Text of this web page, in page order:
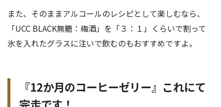
また、そのままアルコールのレシピとして楽しむなら、
「UCC BLACK無糖：梅酒」を「３：１」くらいで割って
氷を入れたグラスに注いで飲むのもおすすめですよ。
『12か月のコーヒーゼリー』これにて